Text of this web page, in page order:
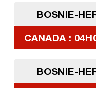
BOSNIE-
CANADA :
BOSNIE-